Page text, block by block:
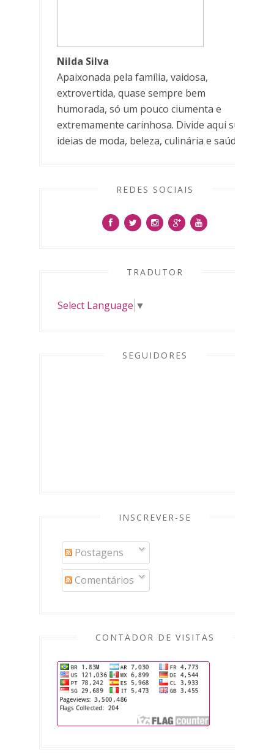
Nilda Silva
Apaixonada pela família, vaidosa,
extrovertida, quase sempre bem
humorada, só um pouco ciumenta e
extremamente carinhosa. Divide aqui suas
ideias de moda, beleza, culinária e saúde.
REDES SOCIAIS
TRADUTOR
Select Language ▼
SEGUIDORES
INSCREVER-SE
Postagens
Comentários
CONTADOR DE VISITAS